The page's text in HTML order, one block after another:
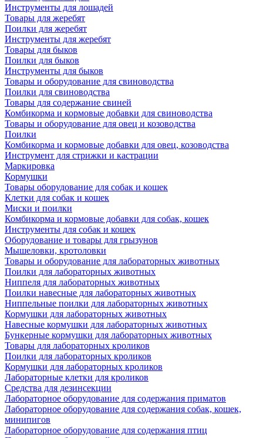
Инструменты для лошадей
Товары для жеребят
Поилки для жеребят
Инструменты для жеребят
Товары для быков
Поилки для быков
Инструменты для быков
Товары и оборудование для свиноводства
Поилки для свиноводства
Товары для содержание свиней
Комбикорма и кормовые добавки для свиноводства
Товары и оборудование для овец и козоводства
Поилки
Комбикорма и кормовые добавки для овец, козоводства
Инструмент для стрижки и кастрации
Маркировка
Кормушки
Товары оборудование для собак и кошек
Клетки для собак и кошек
Миски и поилки
Комбикорма и кормовые добавки для собак, кошек
Инструменты для собак и кошек
Оборудование и товары для грызунов
Мышеловки, кротоловки
Товары и оборудование для лабораторных животных
Поилки для лабораторных животных
Ниппеля для лабораторных животных
Поилки навесные для лабораторных животных
Ниппельные поилки для лабораторных животных
Кормушки для лабораторных животных
Навесные кормушки для лабораторных животных
Бункерные кормушки для лабораторных животных
Товары для лабораторных кроликов
Поилки для лабораторных кроликов
Кормушки для лабораторных кроликов
Лабораторные клетки для кроликов
Средства для дезинсекции
Лабораторное оборудование для содержания приматов
Лабораторное оборудование для содержания собак, кошек,
минипигов
Лабораторное оборудование для содержания птиц